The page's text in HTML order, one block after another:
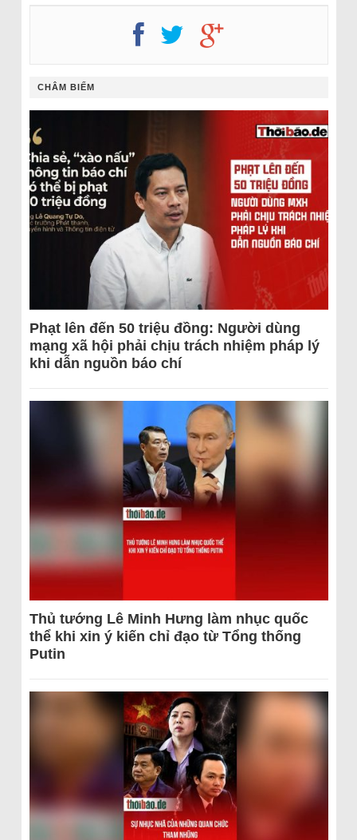
CHÂM BIẾM
Phạt lên đến 50 triệu đồng: Người dùng
mạng xã hội phải chịu trách nhiệm pháp lý
khi dẫn nguồn báo chí
Thủ tướng Lê Minh Hưng làm nhục quốc
thể khi xin ý kiến chỉ đạo từ Tổng thống
Putin